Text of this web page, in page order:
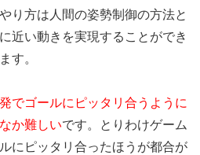
り方は人間の姿勢制御の方法と
近い動きを実現することができ
す。
でゴールにピッタリ合うように
か難しいです。とりわけゲーム
にピッタリ合ったほうが都合が